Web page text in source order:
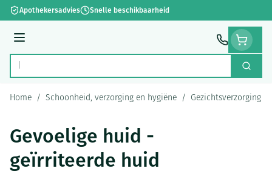
Ga naar de inhoud
Apothekersadvies Snelle beschikbaarheid
Menu
Product, merk, categorie... Zoek
Home / Schoonheid, verzorging en hygiëne / Gezichtsverzorging
Gevoelige huid -
geïrriteerde huid